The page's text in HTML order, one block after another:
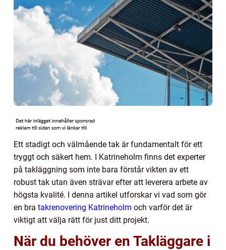
Ett stadigt och välmående tak är fundamentalt för ett
tryggt och säkert hem. I Katrineholm finns det experter
på takläggning som inte bara förstår vikten av ett
robust tak utan även strävar efter att leverera arbete av
högsta kvalité. I denna artikel utforskar vi vad som gör
en bra takrenovering Katrineholm och varför det är
viktigt att välja rätt för just ditt projekt.
När du behöver en Takläggare i